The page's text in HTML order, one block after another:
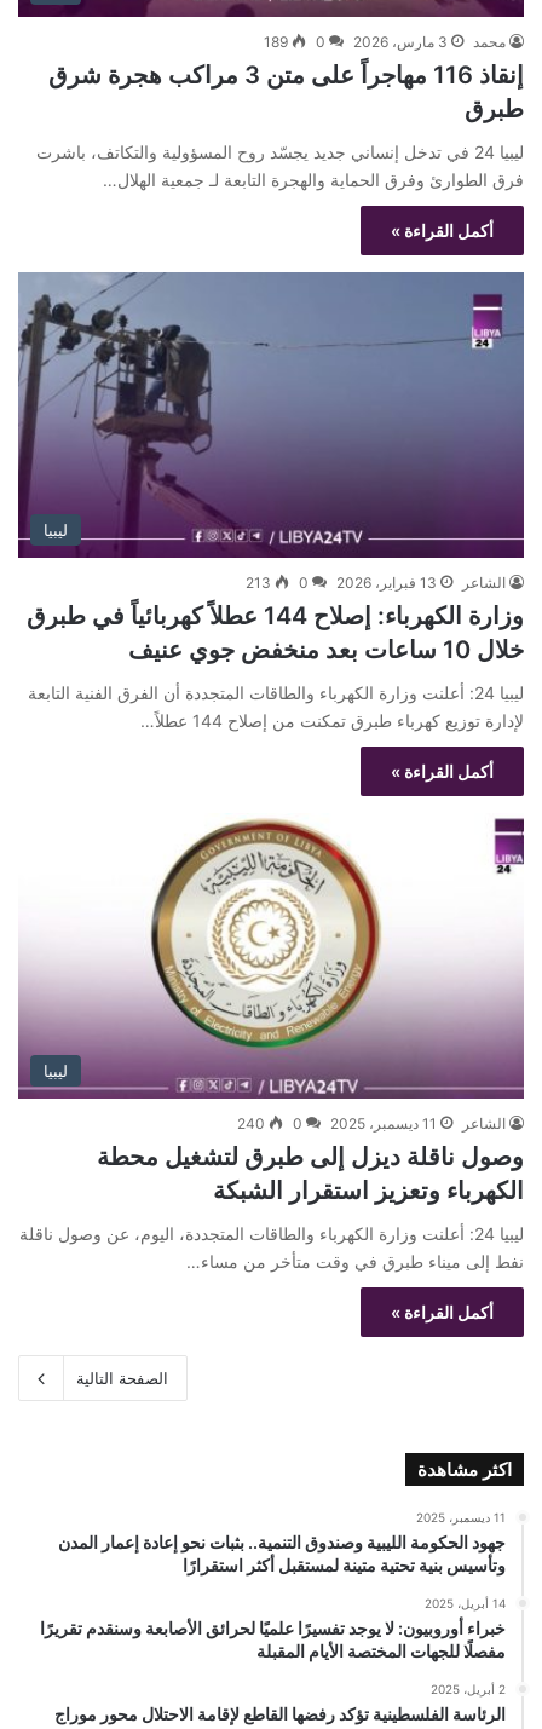
محمد 3 مارس، 2026 0
189
إنقاذ 116 مهاجراً على متن 3 مراكب هجرة شرق
طبرق
ليبيا 24 في تدخل إنساني جديد يجسّد روح المسؤولية والتكاتف، باشرت
فرق الطوارئ وفرق الحماية والهجرة التابعة لـ جمعية الهلال…
أكمل القراءة »
ليبيا
الشاعر 13 فبراير، 2026 0
213
وزارة الكهرباء: إصلاح 144 عطلاً كهربائياً في طبرق
خلال 10 ساعات بعد منخفض جوي عنيف
ليبيا 24: أعلنت وزارة الكهرباء والطاقات المتجددة أن الفرق الفنية التابعة
لإدارة توزيع كهرباء طبرق تمكنت من إصلاح 144 عطلاً…
أكمل القراءة »
ليبيا
الشاعر 11 ديسمبر، 2025 0
240
وصول ناقلة ديزل إلى طبرق لتشغيل محطة
الكهرباء وتعزيز استقرار الشبكة
ليبيا 24: أعلنت وزارة الكهرباء والطاقات المتجددة، اليوم، عن وصول ناقلة
نفط إلى ميناء طبرق في وقت متأخر من مساء…
أكمل القراءة »
الصفحة التالية
اكثر مشاهدة
11 ديسمبر، 2025
جهود الحكومة الليبية وصندوق التنمية.. بثبات نحو إعادة إعمار المدن
وتأسيس بنية تحتية متينة لمستقبل أكثر استقرارًا
14 أبريل، 2025
خبراء أوروبيون: لا يوجد تفسيرًا علميًا لحرائق الأصابعة وسنقدم تقريرًا
مفصلًا للجهات المختصة الأيام المقبلة
2 أبريل، 2025
الرئاسة الفلسطينية تؤكد رفضها القاطع لإقامة الاحتلال محور موراج